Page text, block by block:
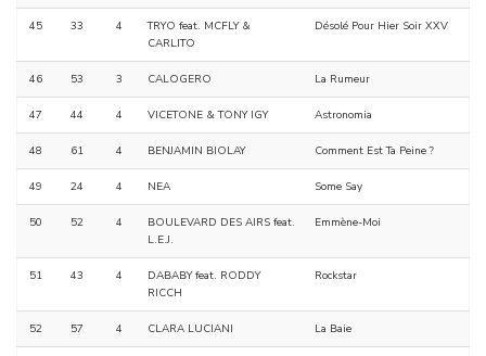
45 33 4
TRYO feat. MCFLY &
CARLITO
Désolé Pour Hier Soir XXV
46 53 3 CALOGERO La Rumeur
47 44 4 VICETONE & TONY IGY Astronomia
48 61 4 BENJAMIN BIOLAY Comment Est Ta Peine ?
49 24 4 NEA Some Say
50 52 4
BOULEVARD DES AIRS feat.
L.E.J.
Emmène-Moi
51 43 4
DABABY feat. RODDY
RICCH
Rockstar
52 57 4 CLARA LUCIANI La Baie